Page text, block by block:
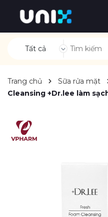
Tất cả
Trang chủ Sữa rửa mặt
Cleansing +Dr.lee làm